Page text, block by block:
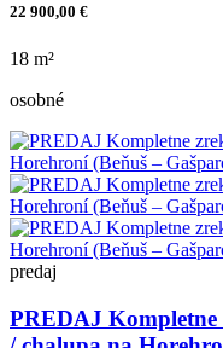
22 900,00 €
18 m²
osobné
predaj
PREDAJ